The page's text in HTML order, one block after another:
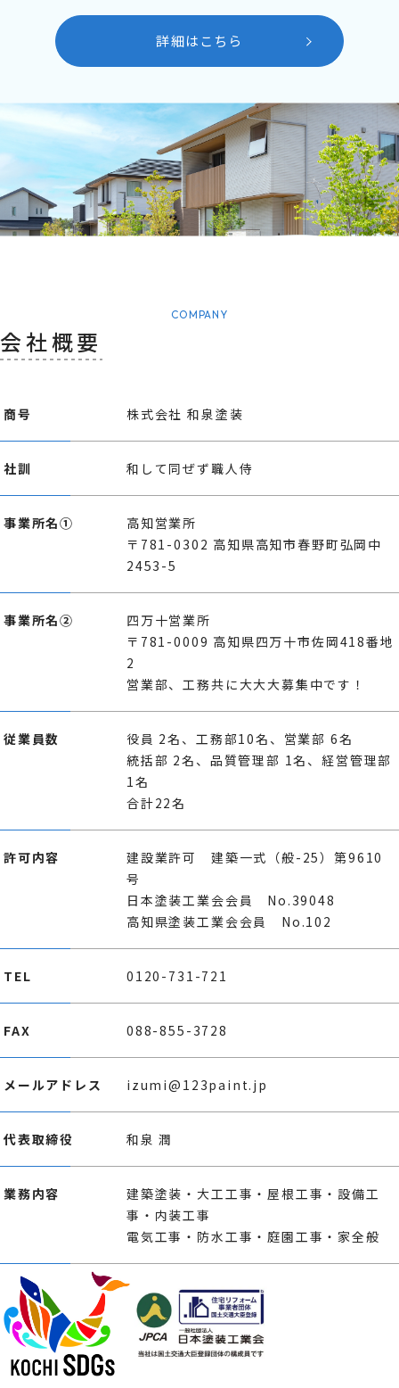
詳細はこちら
COMPANY
会社概要
商号 株式会社 和泉塗装
社訓 和して同ぜず職人侍
事業所名①
高知営業所
〒781-0302 高知県高知市春野町弘岡中
2453-5
事業所名②
四万十営業所
〒781-0009 高知県四万十市佐岡418番地
2
営業部、工務共に大大大募集中です！
従業員数
役員 2名、工務部10名、営業部 6名
統括部 2名、品質管理部 1名、経営管理部
1名
合計22名
許可内容
建設業許可 建築一式（般-25）第9610
号
日本塗装工業会会員 No.39048
高知県塗装工業会会員 No.102
TEL 0120-731-721
FAX 088-855-3728
メールアドレス izumi@123paint.jp
代表取締役 和泉 潤
業務内容
建築塗装・大工工事・屋根工事・設備工
事・内装工事
電気工事・防水工事・庭園工事・家全般